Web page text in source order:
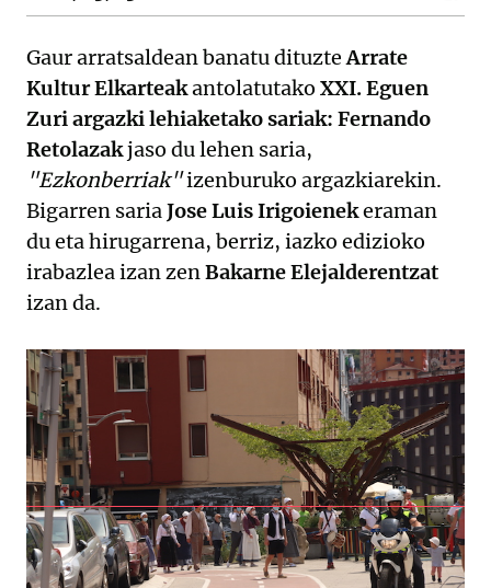
Gaur arratsaldean banatu dituzteArrate
Kultur Elkarteakantolatutako XXI. Eguen
Zuri argazki lehiaketako sariak: Fernando
Retolazakjaso du lehen saria,
"Ezkonberriak"izenburuko argazkiarekin.
Bigarren sariaJose Luis Irigoienekeraman
du eta hirugarrena, berriz, iazko edizioko
irabazlea izan zenBakarne Elejalderentzat
izan da.